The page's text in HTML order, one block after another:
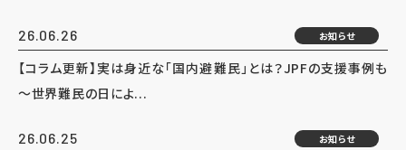
26.06.26 お知らせ
【コラム更新】実は身近な「国内避難民」とは？JPFの支援事例も
～世界難民の日によ...
26.06.25 お知らせ